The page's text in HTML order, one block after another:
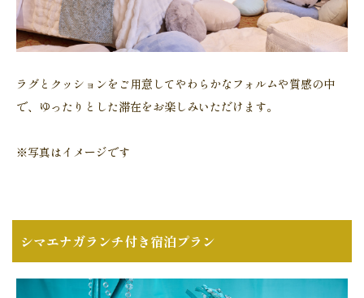
ラグとクッションをご用意してやわらかなフォルムや質感の中
で、ゆったりとした滞在をお楽しみいただけます。
※写真はイメージです
シマエナガランチ付き宿泊プラン